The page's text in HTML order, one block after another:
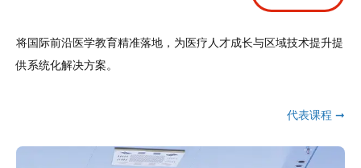
将国际前沿医学教育精准落地，为医疗人才成长与区域技术提升提
供系统化解决方案。
代表课程 ➞